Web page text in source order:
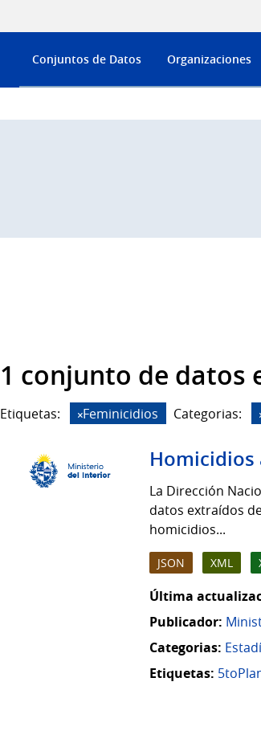
Conjuntos de Datos Organizaciones
1 conjunto de datos
Etiquetas: Feminicidios Categorias:
Homicidios
La Dirección
datos extraídos
homicidios...
JSON XML
Última
Publicador:
Categorias:
Etiquetas: